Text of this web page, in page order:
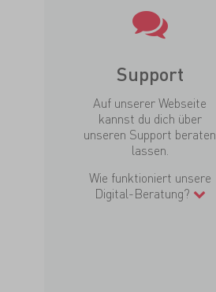
Support
Auf unserer Webseite
kannst du dich über
unseren Support beraten
lassen.
Wie funktioniert unsere
Digital-Beratung?